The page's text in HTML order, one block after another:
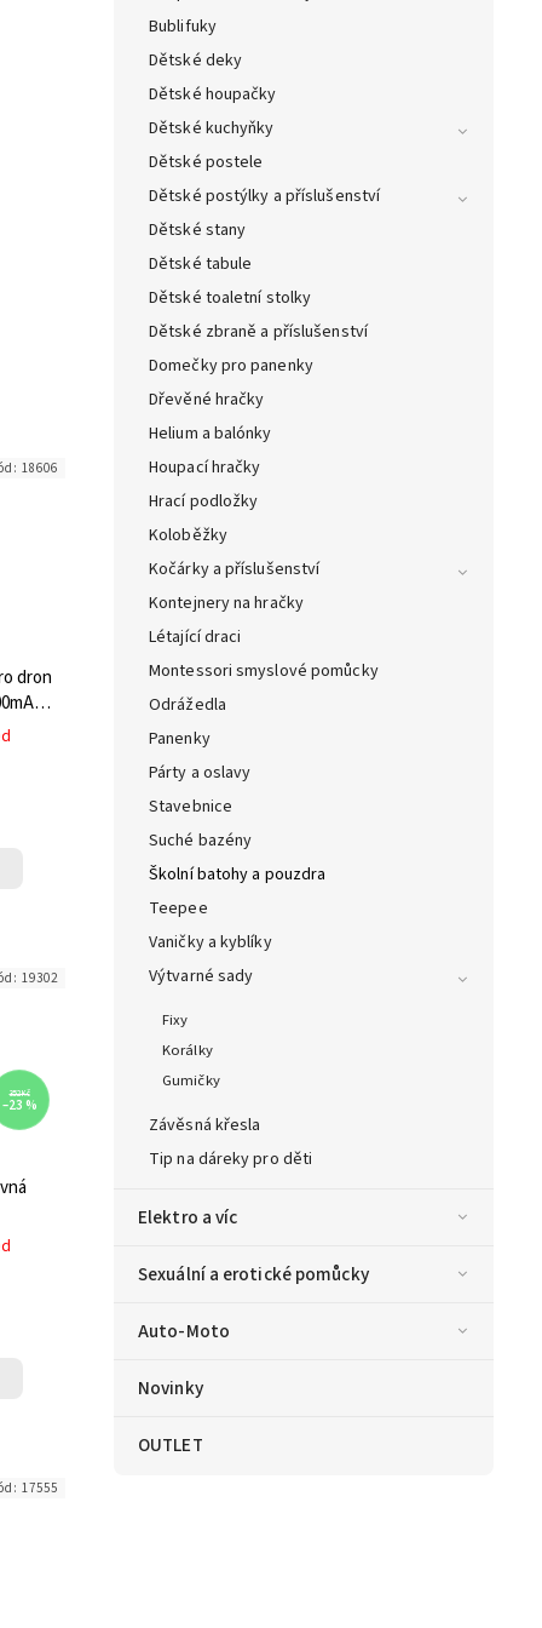
Bublifuky
Dětské deky
Dětské houpačky
Dětské kuchyňky
Dětské postele
Dětské postýlky a příslušenství
Dětské stany
Dětské tabule
Dětské toaletní stolky
Dětské zbraně a příslušenství
Domečky pro panenky
Dřevěné hračky
Helium a balónky
Houpací hračky
Hrací podložky
Koloběžky
Kočárky a příslušenství
Kontejnery na hračky
Létající draci
Montessori smyslové pomůcky
Odrážedla
Panenky
Párty a oslavy
Stavebnice
Suché bazény
Školní batohy a pouzdra
Teepee
Vaničky a kyblíky
Výtvarné sady
Fixy
Korálky
Gumičky
Závěsná křesla
Tip na dáreky pro děti
Elektro a víc
Sexuální a erotické pomůcky
Auto-Moto
Novinky
OUTLET
dron
s
18606
352 Kč
–23 %
19302
17555